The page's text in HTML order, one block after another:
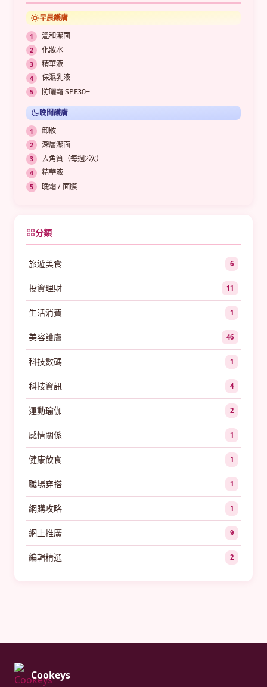
早晨護膚
溫和潔面
化妝水
精華液
保濕乳液
防曬霜 SPF30+
晚間護膚
卸妝
深層潔面
去角質（每週2次）
精華液
晚霜 / 面膜
分類
旅遊美食 6
投資理財 11
生活消費 1
美容護膚 46
科技數碼 1
科技資訊 4
運動瑜伽 2
感情關係 1
健康飲食 1
職場穿搭 1
網購攻略 1
網上推廣 9
編輯精選 2
Cookeys